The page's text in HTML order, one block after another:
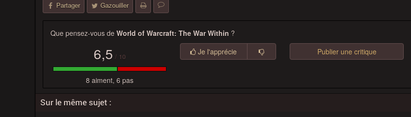
Partager Gazouiller
Que pensez-vous de World of Warcraft: The War Within ?
6,5 / 10
8 aiment, 6 pas
Je l'apprécie Publier une critique
Sur le même sujet :